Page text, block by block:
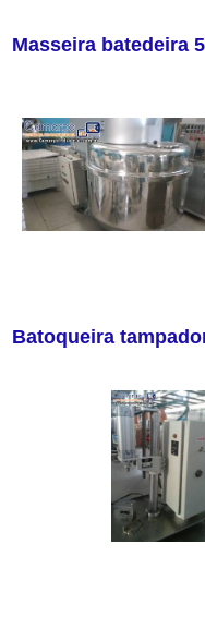
Masseira batedeira
Batoqueira